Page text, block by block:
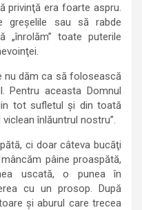
privinţă era foarte aspru.
sau să rabde
toate puterile
nu dăm ca să folosească
Pentru aceasta Domnul
tot sufletul şi din toată
înlăuntrul nostru”.
ci doar câteva bucăţi
pâine proaspătă,
uscată, o punea în
cu un prosop. După
şi aburul care trecea